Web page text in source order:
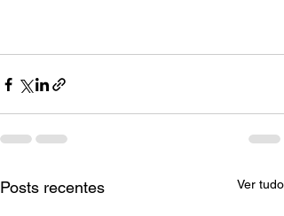
Posts recentes Ver tudo